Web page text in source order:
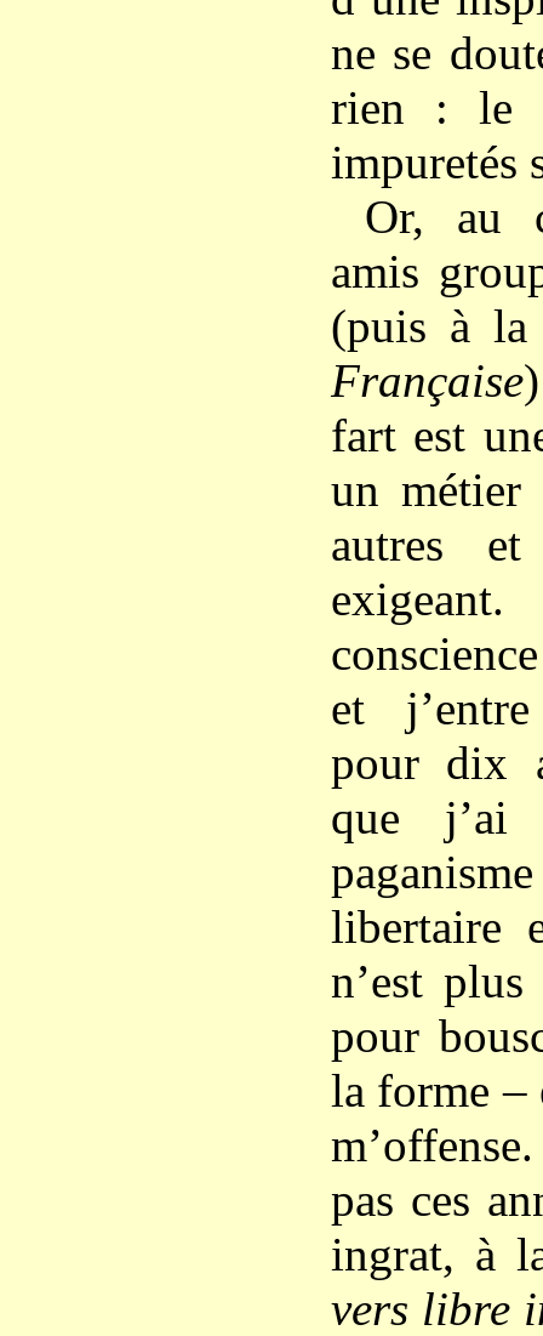
ne se
rien : le
impuretés
Or, au
amis
(puis à
Française
fart est
un métier
autres
et
pour dix
que
libertaire
n’est
pour
la forme –
pas ces
ingrat, à
vers libre